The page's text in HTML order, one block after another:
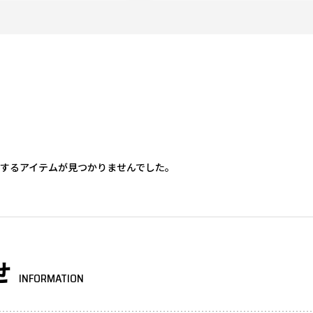
るアイテムが見つかりませんでした。
INFORMATION